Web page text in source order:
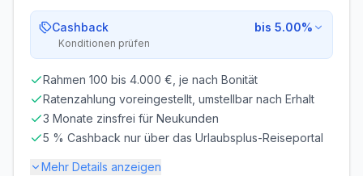
Cashback
Konditionen prüfen
bis 5.00%
Rahmen 100 bis 4.000 €, je nach Bonität
Ratenzahlung voreingestellt, umstellbar nach Erhalt
3 Monate zinsfrei für Neukunden
5 % Cashback nur über das Urlaubsplus-Reiseportal
Mehr Details anzeigen